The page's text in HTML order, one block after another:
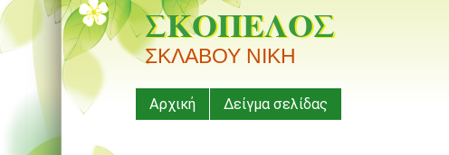
ΣΚΟΠΕΛΟΣ
ΣΚΛΑΒΟΥ ΝΙΚΗ
Μενού
Μετάβαση
σε
Αρχική Δείγμα σελίδας